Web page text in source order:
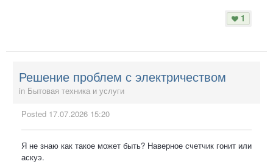
1
Решение проблем с электричеством
in Бытовая техника и услуги
Posted 17.07.2026 15:20
Я не знаю как такое может быть? Наверное счетчик гонит или
аскуэ.